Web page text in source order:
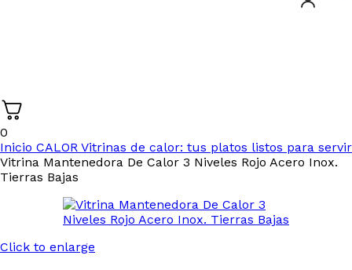
0
Inicio CALOR Vitrinas de calor: tus platos listos para servir
Vitrina Mantenedora De Calor 3 Niveles Rojo Acero Inox.
Tierras Bajas
Click to enlarge